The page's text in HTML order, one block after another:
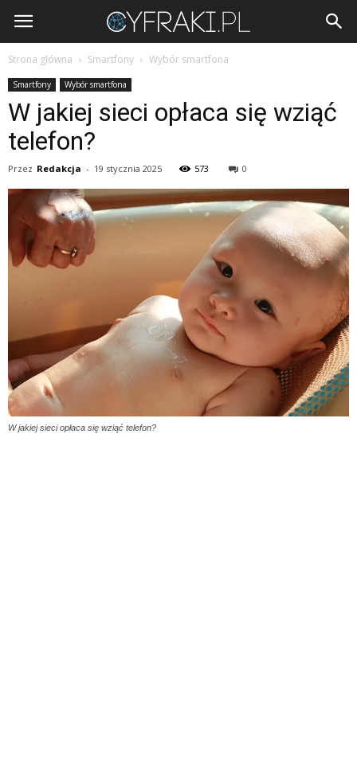
Cyfraki.pl
Strona główna Smartfony Wybór smartfona
Smartfony Wybór smartfona
W jakiej sieci opłaca się wziąć
telefon?
Przez Redakcja - 19 stycznia 2025 573 0
W jakiej sieci opłaca się wziąć telefon?